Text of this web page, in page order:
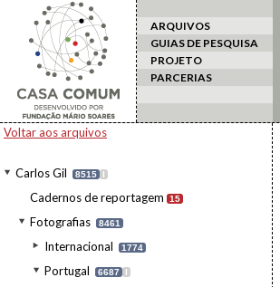
ARQUIVOS
GUIAS DE PESQUISA
PROJETO
PARCERIAS
Voltar aos arquivos
Carlos Gil 8515 I
Cadernos de reportagem 15
Fotografias 8461
Internacional 1774
Portugal 6687 I